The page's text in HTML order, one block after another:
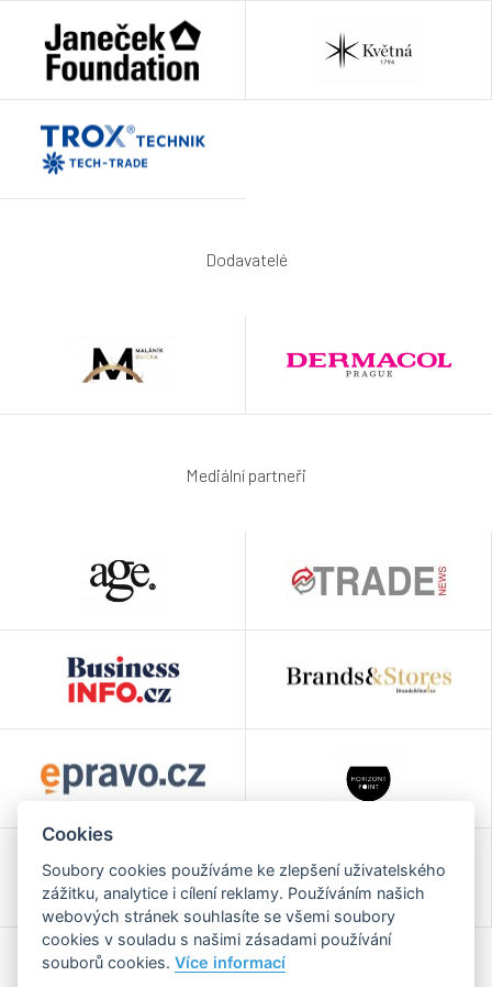
Dodavatelé
Mediální partneři
Cookies
Soubory cookies používáme ke zlepšení uživatelského
zážitku, analytice i cílení reklamy. Používáním našich
webových stránek souhlasíte se všemi soubory
cookies v souladu s našimi zásadami používání
souborů cookies.Více informací